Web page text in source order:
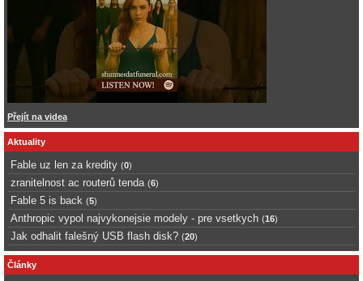
Přejít na videa
Aktuality
Fable uz len za kredity (0)
zranitelnost ac routerů tenda (6)
Fable 5 is back (5)
Anthropic vypol najvykonejsie modely - pre vsetkych (16)
Jak odhalit falešný USB flash disk? (20)
Články